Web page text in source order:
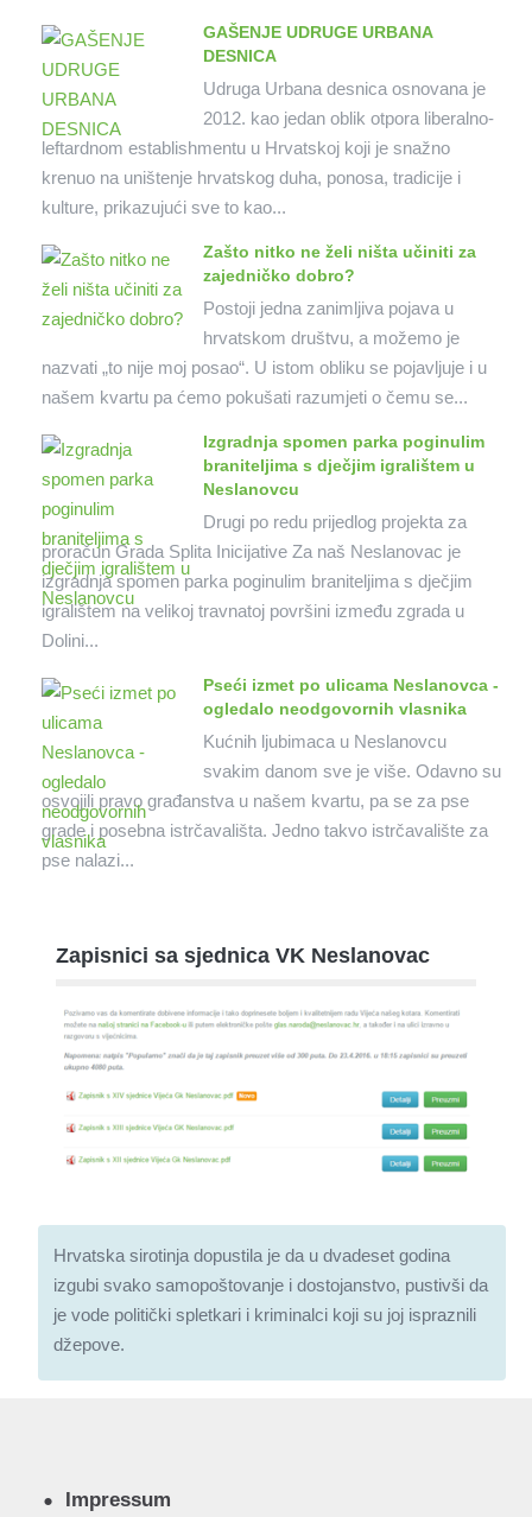
GAŠENJE UDRUGE URBANA
DESNICA
Udruga Urbana desnica osnovana je
2012. kao jedan oblik otpora liberalno-
leftardnom establishmentu u Hrvatskoj koji je snažno
krenuo na uništenje hrvatskog duha, ponosa, tradicije i
kulture, prikazujući sve to kao...
Zašto nitko ne želi ništa učiniti za
zajedničko dobro?
Postoji jedna zanimljiva pojava u
hrvatskom društvu, a možemo je
nazvati „to nije moj posao“. U istom obliku se pojavljuje i u
našem kvartu pa ćemo pokušati razumjeti o čemu se...
Izgradnja spomen parka poginulim
braniteljima s dječjim igralištem u
Neslanovcu
Drugi po redu prijedlog projekta za
proračun Grada Splita Inicijative Za naš Neslanovac je
izgradnja spomen parka poginulim braniteljima s dječjim
igralištem na velikoj travnatoj površini između zgrada u
Dolini...
Pseći izmet po ulicama Neslanovca -
ogledalo neodgovornih vlasnika
Kućnih ljubimaca u Neslanovcu
svakim danom sve je više. Odavno su
osvojili pravo građanstva u našem kvartu, pa se za pse
grade i posebna istrčavališta. Jedno takvo istrčavalište za
pse nalazi...
Zapisnici sa sjednica VK Neslanovac
Hrvatska sirotinja dopustila je da u dvadeset godina
izgubi svako samopoštovanje i dostojanstvo, pustivši da
je vode politički spletkari i kriminalci koji su joj ispraznili
džepove.
Impressum